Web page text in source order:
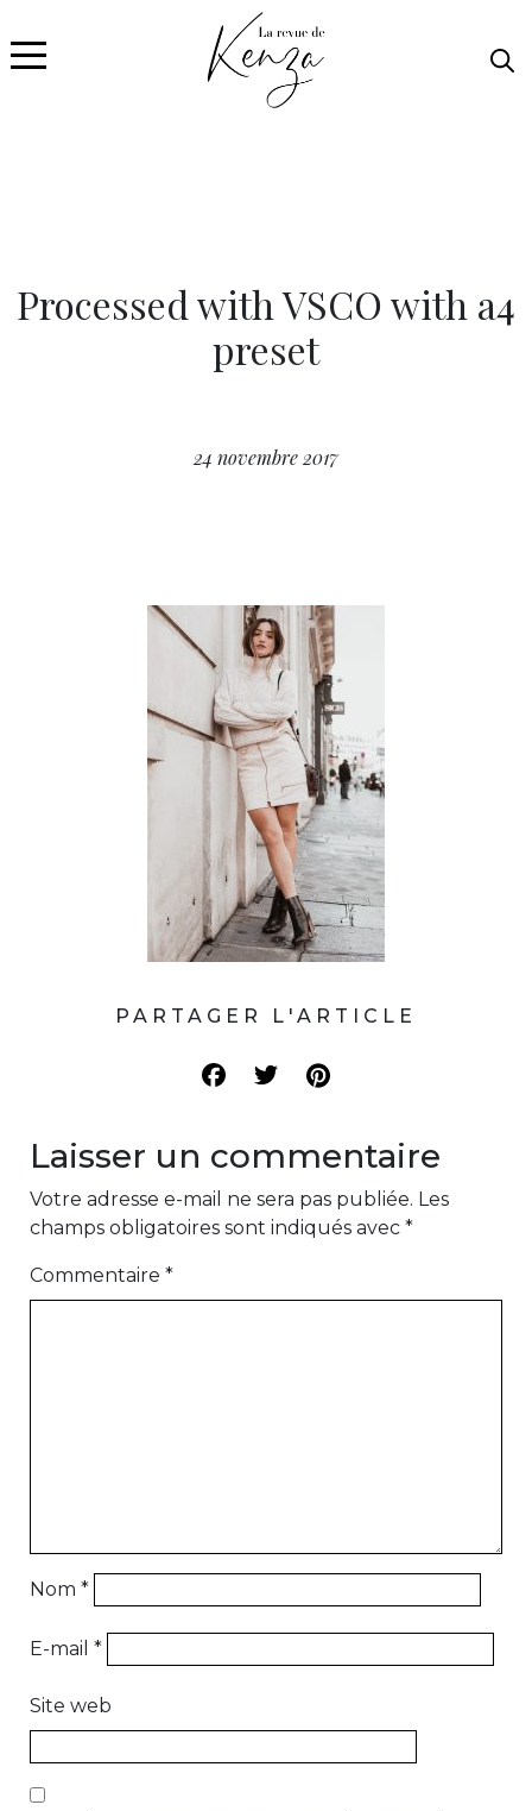
Processed with VSCO with a4
preset
24 novembre 2017
PARTAGER L'ARTICLE
Laisser un commentaire
Votre adresse e-mail ne sera pas publiée. Les
champs obligatoires sont indiqués avec *
Commentaire *
Nom *
E-mail *
Site web